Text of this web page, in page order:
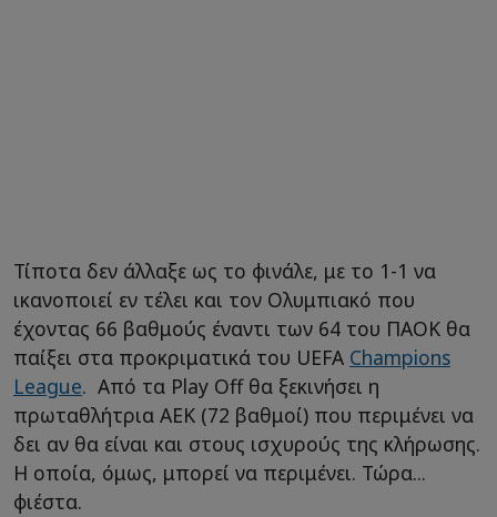
Τίποτα δεν άλλαξε ως το φινάλε, με το 1-1 να
ικανοποιεί εν τέλει και τον Ολυμπιακό που
έχοντας 66 βαθμούς έναντι των 64 του ΠΑΟΚ θα
παίξει στα προκριματικά του UEFA Champions
League. Από τα Play Off θα ξεκινήσει η
πρωταθλήτρια ΑΕΚ (72 βαθμοί) που περιμένει να
δει αν θα είναι και στους ισχυρούς της κλήρωσης.
Η οποία, όμως, μπορεί να περιμένει. Τώρα...
φιέστα.